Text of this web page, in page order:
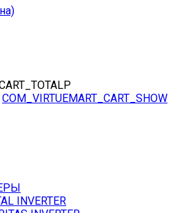
COM_VIRTUEMART_CART_SHOW
INVERTER